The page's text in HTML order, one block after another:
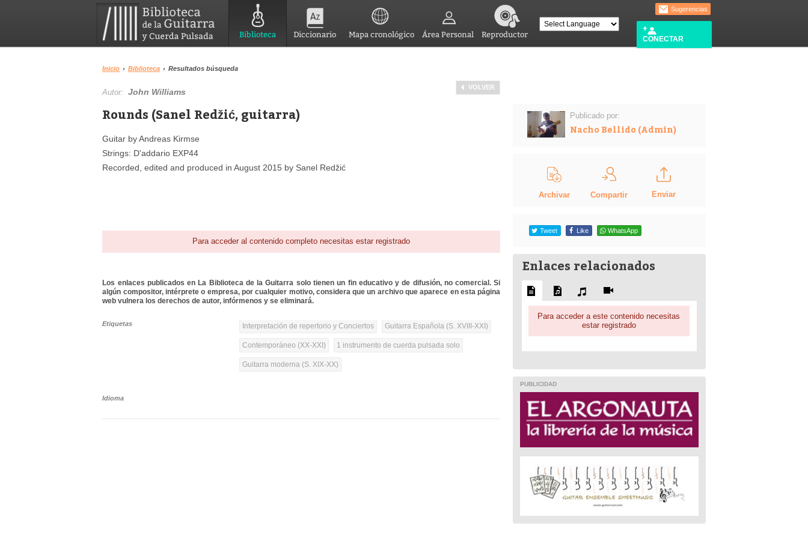
Biblioteca Diccionario Mapa cronológico Área Personal Reproductor
Sugerencias
CONECTAR
Inicio › Biblioteca › Resultados búsqueda
VOLVER
Autor:John Williams
Rounds (Sanel Redžić, guitarra)
Guitar by Andreas Kirmse
Strings: D'addario EXP44
Recorded, edited and produced in August 2015 by Sanel Redžić
Para acceder al contenido completo necesitas estar registrado
Los enlaces publicados en La Biblioteca de la Guitarra solo tienen un fin educativo y de difusión, no comercial. Si
algún compositor, intérprete o empresa, por cualquier motivo, considera que un archivo que aparece en esta página
web vulnera los derechos de autor, infórmenos y se eliminará.
Etiquetas Interpretación de repertorio y Conciertos Guitarra Española (S. XVIII-XXI)
Contemporáneo (XX-XXI) 1 instrumento de cuerda pulsada solo
Guitarra moderna (S. XIX-XX)
Idioma
Publicado por:
Nacho Bellido (Admin)
Archivar Compartir Enviar
Tweet Like WhatsApp
Enlaces relacionados
Para acceder a este contenido necesitas
estar registrado
PUBLICIDAD